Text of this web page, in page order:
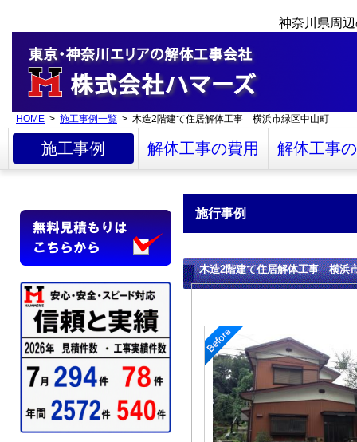
神奈川県周
HOME > 施工事例一覧 > 木造2階建て住居解体工事 横浜市緑区中山町
施工事例 解体工事の費用 解体工事
施行事例
木造2階建て住居解体工事 横浜